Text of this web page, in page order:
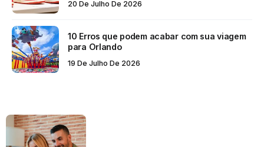
20 De Julho De 2026
10 Erros que podem acabar com sua viagem
para Orlando
19 De Julho De 2026